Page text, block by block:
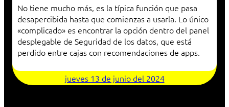
No tiene mucho más, es la típica función que pasa
desapercibida hasta que comienzas a usarla. Lo único
«complicado» es encontrar la opción dentro del panel
desplegable de Seguridad de los datos, que está
perdido entre cajas con recomendaciones de apps.
jueves 13 de junio del 2024